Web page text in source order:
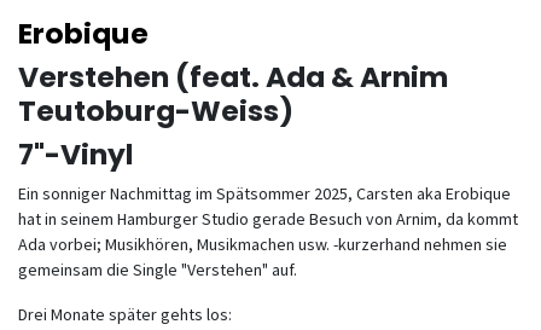
Erobique
Verstehen (feat. Ada & Arnim
Teutoburg-Weiss)
7"-Vinyl
Ein sonniger Nachmittag im Spätsommer 2025, Carsten aka Erobique
hat in seinem Hamburger Studio gerade Besuch von Arnim, da kommt
Ada vorbei; Musikhören, Musikmachen usw. -kurzerhand nehmen sie
gemeinsam die Single "Verstehen" auf.
Drei Monate später gehts los: